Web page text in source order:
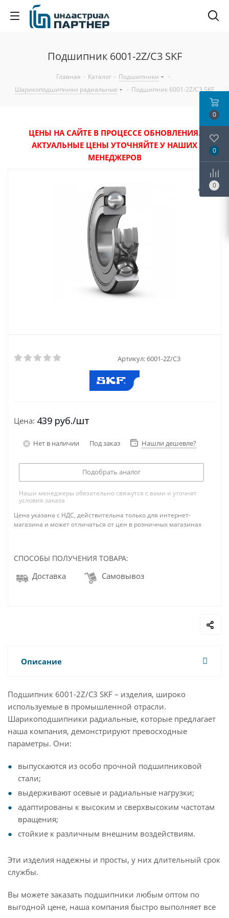
Подшипник 6001-2Z/C3 SKF
Главная - Каталог - Подшипники
-
Шарикоподшипники радиальные
- Подшипник 6001-2Z/C3 SKF
ЦЕНЫ НА САЙТЕ В ПРОЦЕССЕ ОБНОВЛЕНИЯ.
АКТУАЛЬНЫЕ ЦЕНЫ УТОЧНЯЙТЕ У НАШИХ
МЕНЕДЖЕРОВ
Артикул:6001-2Z/C3
Цена: 439 руб./шт
Нет в наличии Под заказ Нашли дешевле?
Подобрать аналог
Наши менеджеры обязательно свяжутся с вами и уточнят
условия заказа
Цена указана с НДС, действительна только для интернет-
магазина и может отличаться от цен в розничных магазинах
СПОСОБЫ ПОЛУЧЕНИЯ ТОВАРА:
Доставка Самовывоз
Описание
Подшипник 6001-2Z/C3 SKF – изделия, широко
используемые в промышленной отрасли.
Шарикоподшипники радиальные, которые предлагает
наша компания, демонстрируют превосходные
параметры. Они:
выпускаются из особо прочной подшипниковой
стали;
выдерживают осевые и радиальные нагрузки;
адаптированы к высоким и сверхвысоким частотам
вращения;
стойкие к различным внешним воздействиям.
Эти изделия надежны и просты, у них длительный срок
службы.
Вы можете заказать подшипники любым оптом по
выгодной цене, наша компания быстро выполняет все
0
0
0